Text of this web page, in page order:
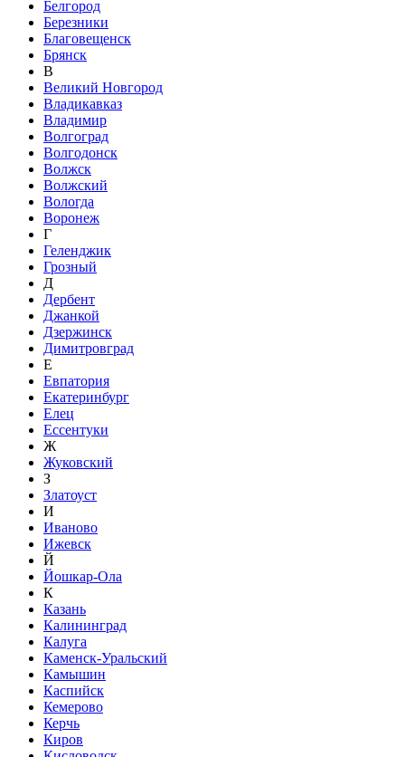
Белгород
Березники
Благовещенск
Брянск
В
Великий Новгород
Владикавказ
Владимир
Волгоград
Волгодонск
Волжск
Волжский
Вологда
Воронеж
Г
Геленджик
Грозный
Д
Дербент
Джанкой
Дзержинск
Димитровград
Е
Евпатория
Екатеринбург
Елец
Ессентуки
Ж
Жуковский
З
Златоуст
И
Иваново
Ижевск
Й
Йошкар-Ола
К
Казань
Калининград
Калуга
Каменск-Уральский
Камышин
Каспийск
Кемерово
Керчь
Киров